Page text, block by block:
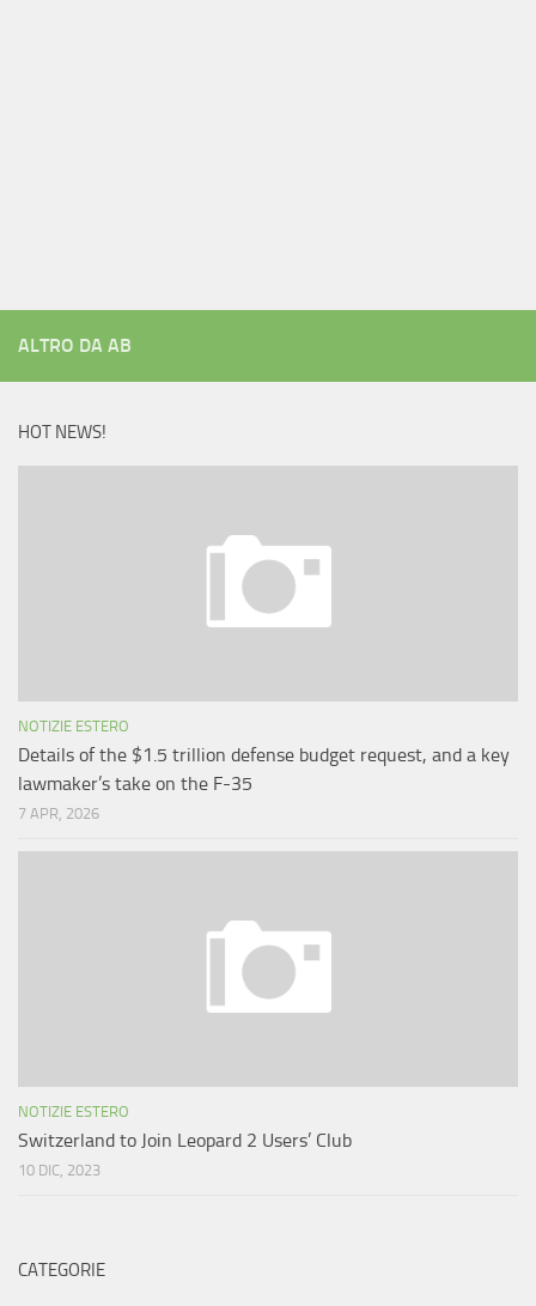
ALTRO DA AB
HOT NEWS!
NOTIZIE ESTERO
Details of the $1.5 trillion defense budget request, and a key
lawmaker’s take on the F-35
7 APR, 2026
NOTIZIE ESTERO
Switzerland to Join Leopard 2 Users’ Club
10 DIC, 2023
CATEGORIE